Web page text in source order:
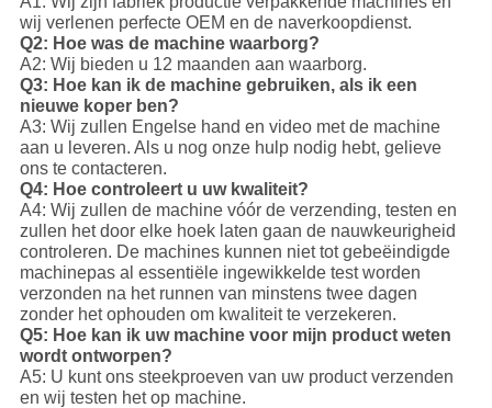
wij verlenen perfecte OEM en de naverkoopdienst.
Q2: Hoe was de machine waarborg?
A2: Wij bieden u 12 maanden aan waarborg.
Q3: Hoe kan ik de machine gebruiken, als ik een
nieuwe koper ben?
A3: Wij zullen Engelse hand en video met de machine
aan u leveren. Als u nog onze hulp nodig hebt, gelieve
ons te contacteren.
Q4: Hoe controleert u uw kwaliteit?
A4: Wij zullen de machine vóór de verzending, testen en
zullen het door elke hoek laten gaan de nauwkeurigheid
controleren. De machines kunnen niet tot gebeëindigde
machinepas al essentiële ingewikkelde test worden
verzonden na het runnen van minstens twee dagen
zonder het ophouden om kwaliteit te verzekeren.
Q5: Hoe kan ik uw machine voor mijn product weten
wordt ontworpen?
A5: U kunt ons steekproeven van uw product verzenden
en wij testen het op machine.